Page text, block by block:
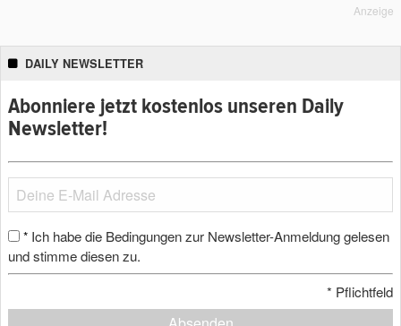
Anzeige
DAILY NEWSLETTER
Abonniere jetzt kostenlos unseren Daily
Newsletter!
* Ich habe die Bedingungen zur Newsletter-Anmeldung gelesen
und stimme diesen zu.
* Pflichtfeld